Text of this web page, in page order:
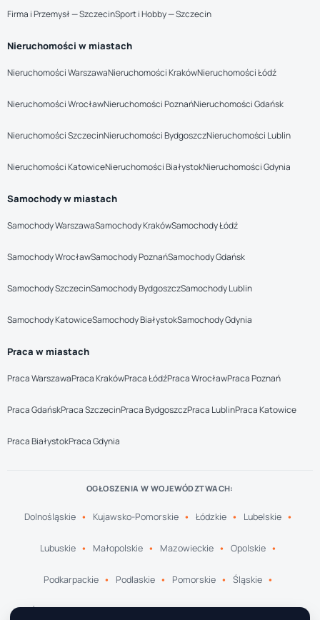
Firma i Przemysł — SzczecinSport i Hobby — Szczecin
Nieruchomości w miastach
Nieruchomości WarszawaNieruchomości KrakówNieruchomości Łódź
Nieruchomości WrocławNieruchomości PoznańNieruchomości Gdańsk
Nieruchomości SzczecinNieruchomości BydgoszczNieruchomości Lublin
Nieruchomości KatowiceNieruchomości BiałystokNieruchomości Gdynia
Samochody w miastach
Samochody WarszawaSamochody KrakówSamochody Łódź
Samochody WrocławSamochody PoznańSamochody Gdańsk
Samochody SzczecinSamochody BydgoszczSamochody Lublin
Samochody KatowiceSamochody BiałystokSamochody Gdynia
Praca w miastach
Praca WarszawaPraca KrakówPraca ŁódźPraca WrocławPraca Poznań
Praca GdańskPraca SzczecinPraca BydgoszczPraca LublinPraca Katowice
Praca BiałystokPraca Gdynia
OGŁOSZENIA W WOJEWÓDZTWACH:
Dolnośląskie Kujawsko-Pomorskie Łódzkie Lubelskie
Lubuskie Małopolskie Mazowieckie Opolskie
Podkarpackie Podlaskie Pomorskie Śląskie
Świętokrzyskie Warmińsko-Mazurskie Wielkopolskie